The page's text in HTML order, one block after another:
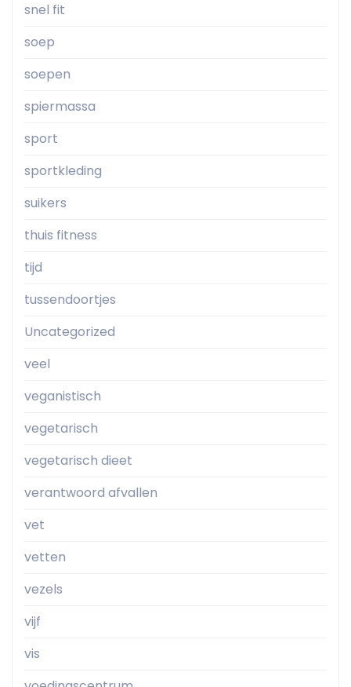
snel fit
soep
soepen
spiermassa
sport
sportkleding
suikers
thuis fitness
tijd
tussendoortjes
Uncategorized
veel
veganistisch
vegetarisch
vegetarisch dieet
verantwoord afvallen
vet
vetten
vezels
vijf
vis